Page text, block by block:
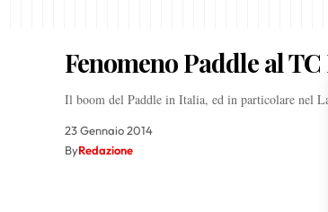
Fenomeno Paddle al
Il boom del Paddle in Italia, ed in particolare nel
23 Gennaio 2014
ByRedazione